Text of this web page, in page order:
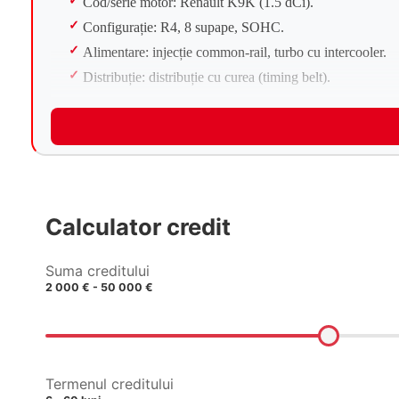
Configurație: R4, 8 supape, SOHC.
Alimentare: injecție common-rail, turbo cu intercooler.
Distribuție: distribuție cu curea (timing belt).
Ulei / Consumabile
Capacitate ulei cu filtru: ~4,5 L.
Interval schimb ulei: 15.000 km sau 12 luni.
Lichid de răcire: tip OAT (antigel organic, Renault
Capacitate sistem răcire: ~7,0 L.
Față: McPherson, brațe inferioare, bară stabilizatoare.
Spate: punte semi-independentă (bară de torsiune).
Calculator credit
Suma creditului
2 000 € - 50 000 €
Termenul creditului